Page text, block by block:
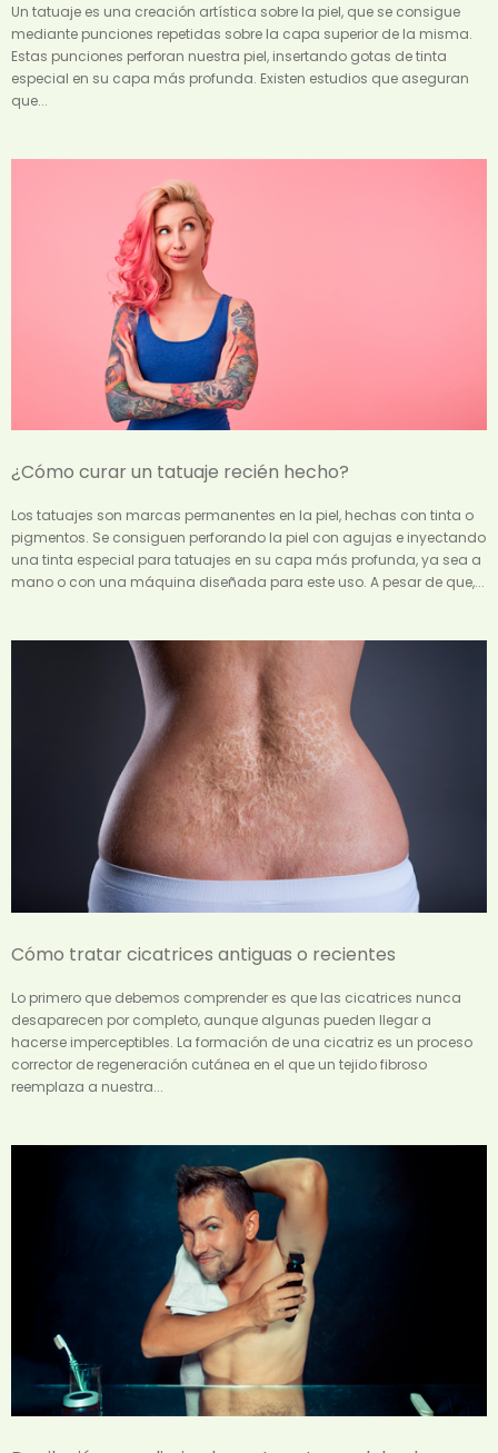
Un tatuaje es una creación artística sobre la piel, que se consigue
mediante punciones repetidas sobre la capa superior de la misma.
Estas punciones perforan nuestra piel, insertando gotas de tinta
especial en su capa más profunda. Existen estudios que aseguran
que...
¿Cómo curar un tatuaje recién hecho?
Los tatuajes son marcas permanentes en la piel, hechas con tinta o
pigmentos. Se consiguen perforando la piel con agujas e inyectando
una tinta especial para tatuajes en su capa más profunda, ya sea a
mano o con una máquina diseñada para este uso. A pesar de que,...
Cómo tratar cicatrices antiguas o recientes
Lo primero que debemos comprender es que las cicatrices nunca
desaparecen por completo, aunque algunas pueden llegar a
hacerse imperceptibles. La formación de una cicatriz es un proceso
corrector de regeneración cutánea en el que un tejido fibroso
reemplaza a nuestra...